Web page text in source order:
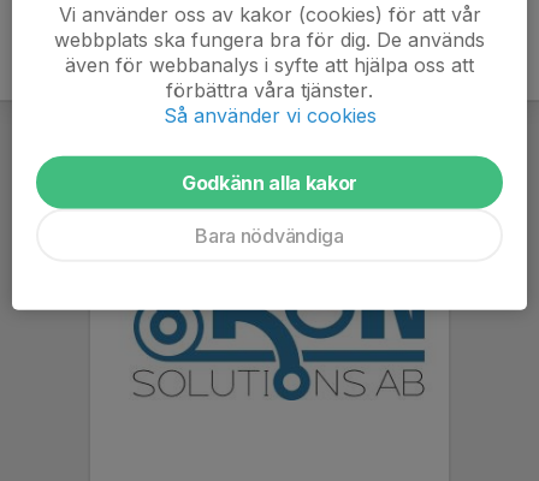
Vi använder oss av kakor (cookies) för att vår
webbplats ska fungera bra för dig. De används
även för webbanalys i syfte att hjälpa oss att
förbättra våra tjänster.
Så använder vi cookies
Godkänn alla kakor
Bara nödvändiga